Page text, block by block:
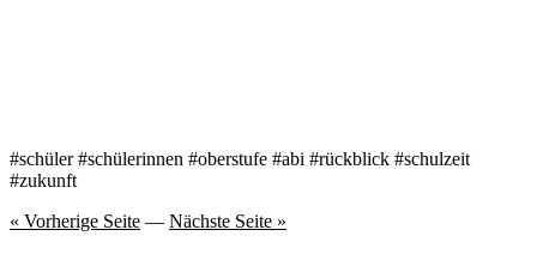
#schüler #schülerinnen #oberstufe #abi #rückblick #schulzeit
#zukunft
« Vorherige Seite — Nächste Seite »